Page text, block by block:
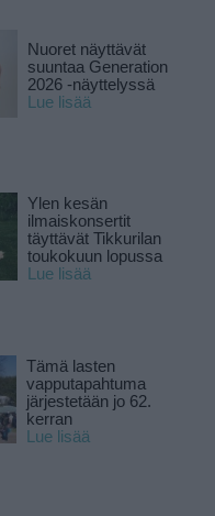
Nuoret näyttävät
suuntaa Generation
2026 -näyttelyssä
Lue lisää
Ylen kesän
ilmaiskonsertit
täyttävät Tikkurilan
toukokuun lopussa
Lue lisää
Tämä lasten
vapputapahtuma
järjestetään jo 62.
kerran
Lue lisää